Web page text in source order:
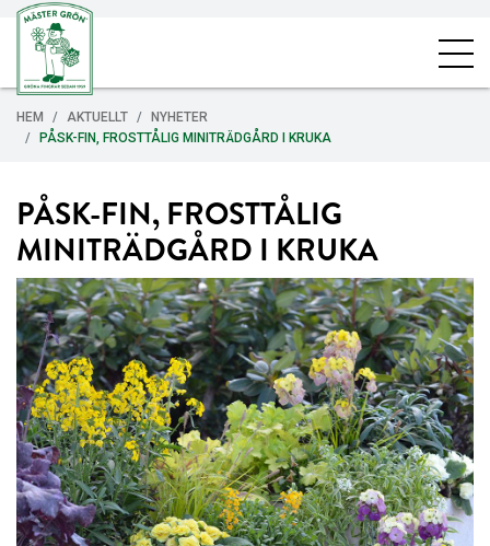
HEM AKTUELLT
NYHETER
PÅSK-FIN, FROSTTÅLIG MINITRÄDGÅRD I KRUKA
PÅSK-FIN, FROSTTÅLIG
MINITRÄDGÅRD I KRUKA